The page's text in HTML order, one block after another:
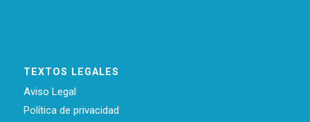
TEXTOS LEGALES
Aviso Legal
Política de privacidad